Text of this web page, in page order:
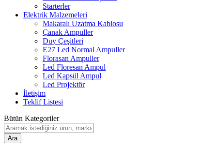
Starterler
Elektrik Malzemeleri
Makaralı Uzatma Kablosu
Çanak Ampuller
Duy Çeşitleri
E27 Led Normal Ampuller
Florasan Ampuller
Led Floresan Ampul
Led Kapsül Ampul
Led Projektör
İletişim
Teklif Listesi
Bütün Kategoriler
Ara